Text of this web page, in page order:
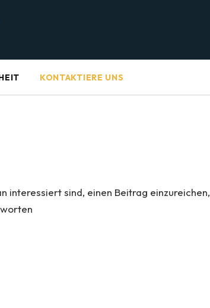
KONTAKTIERE UNS
interessiert sind, einen Beitrag einzureichen,